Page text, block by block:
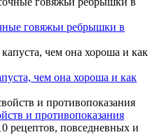
говяжьи ребрышки в
чем она хороша и как
и противопоказания